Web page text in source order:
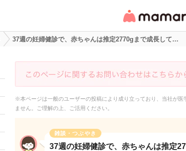
リ・情報サイト
37週の妊婦健診で、赤ちゃんは推定2770gまで成長して…
※本ページは一般のユーザーの投稿により成り立っており、当社が医
ません。ご理解の上、ご活用ください。
雑談・つぶやき
37週の妊婦健診で、赤ちゃんは推定